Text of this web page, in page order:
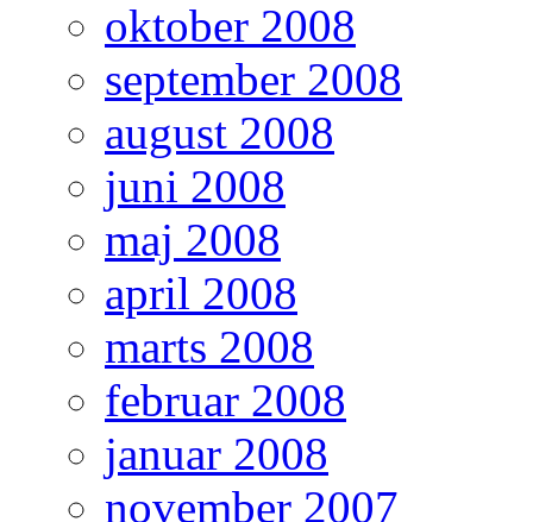
oktober 2008
september 2008
august 2008
juni 2008
maj 2008
april 2008
marts 2008
februar 2008
januar 2008
november 2007